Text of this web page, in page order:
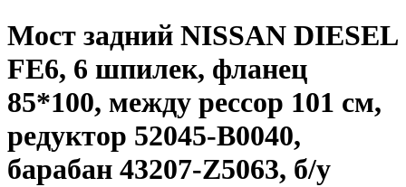
Мост задний NISSAN DIESEL
FE6, 6 шпилек, фланец
85*100, между рессор 101 см,
редуктор 52045-B0040,
барабан 43207-Z5063, б/у